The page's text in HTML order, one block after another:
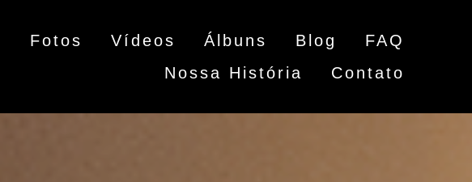
Fotos Vídeos Álbuns Blog
FAQ
Nossa História
Contato